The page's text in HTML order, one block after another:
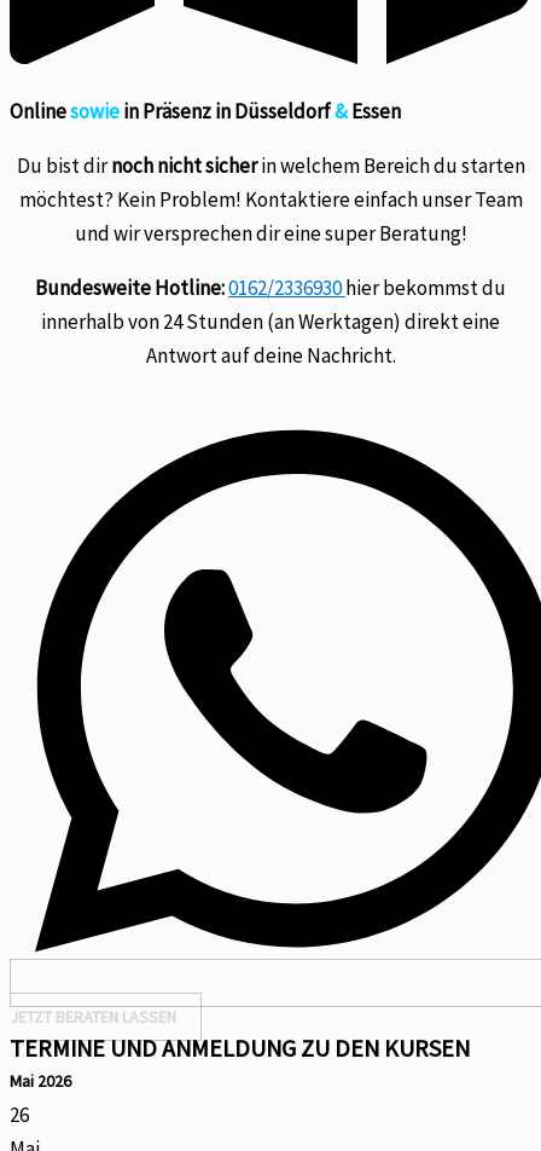
Onlinesowiein Präsenz in Düsseldorf&Essen
Du bist dirnoch nicht sicherin welchem Bereich du starten
möchtest? Kein Problem! Kontaktiere einfach unser Team
und wir versprechen dir eine super Beratung!
Bundesweite Hotline:0162/2336930hier bekommst du
innerhalb von 24 Stunden (an Werktagen) direkt eine
Antwort auf deine Nachricht.
JETZT BERATEN LASSEN
TERMINE UND ANMELDUNG ZU DEN KURSEN
Mai 2026
26